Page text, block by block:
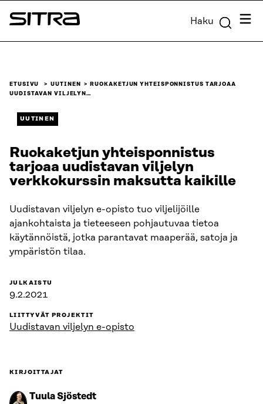
Siirry
suoraan
Sitra Haku
ETUSIVU UUTINEN
RUOKAKETJUN YHTEISPONNISTUS TARJOAA
UUDISTAVAN VILJELYN…
UUTINEN
Ruokaketjun yhteisponnistus
tarjoaa uudistavan viljelyn
verkkokurssin maksutta kaikille
Uudistavan viljelyn e-opisto tuo viljelijöille
ajankohtaista ja tieteeseen pohjautuvaa tietoa
käytännöistä, jotka parantavat maaperää, satoja ja
ympäristön tilaa.
JULKAISTU
9.2.2021
LIITTYVÄT PROJEKTIT
Uudistavan viljelyn e-opisto
KIRJOITTAJAT
Tuula Sjöstedt